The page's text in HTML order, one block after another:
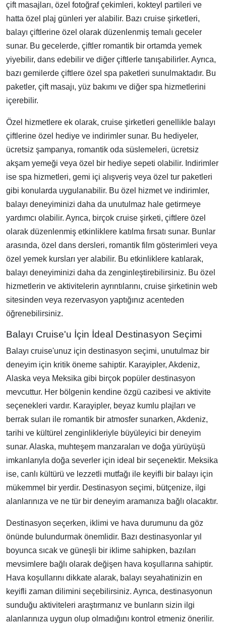
çift masajları, özel fotoğraf çekimleri, kokteyl partileri ve
hatta özel plaj günleri yer alabilir. Bazı cruise şirketleri,
balayı çiftlerine özel olarak düzenlenmiş temalı geceler
sunar. Bu gecelerde, çiftler romantik bir ortamda yemek
yiyebilir, dans edebilir ve diğer çiftlerle tanışabilirler. Ayrıca,
bazı gemilerde çiftlere özel spa paketleri sunulmaktadır. Bu
paketler, çift masajı, yüz bakımı ve diğer spa hizmetlerini
içerebilir.
Özel hizmetlere ek olarak, cruise şirketleri genellikle balayı
çiftlerine özel hediye ve indirimler sunar. Bu hediyeler,
ücretsiz şampanya, romantik oda süslemeleri, ücretsiz
akşam yemeği veya özel bir hediye sepeti olabilir. Indirimler
ise spa hizmetleri, gemi içi alışveriş veya özel tur paketleri
gibi konularda uygulanabilir. Bu özel hizmet ve indirimler,
balayı deneyiminizi daha da unutulmaz hale getirmeye
yardımcı olabilir. Ayrıca, birçok cruise şirketi, çiftlere özel
olarak düzenlenmiş etkinliklere katılma fırsatı sunar. Bunlar
arasında, özel dans dersleri, romantik film gösterimleri veya
özel yemek kursları yer alabilir. Bu etkinliklere katılarak,
balayı deneyiminizi daha da zenginleştirebilirsiniz. Bu özel
hizmetlerin ve aktivitelerin ayrıntılarını, cruise şirketinin web
sitesinden veya rezervasyon yaptığınız acenteden
öğrenebilirsiniz.
Balayı Cruise'u İçin İdeal Destinasyon Seçimi
Balayı cruise'unuz için destinasyon seçimi, unutulmaz bir
deneyim için kritik öneme sahiptir. Karayipler, Akdeniz,
Alaska veya Meksika gibi birçok popüler destinasyon
mevcuttur. Her bölgenin kendine özgü cazibesi ve aktivite
seçenekleri vardır. Karayipler, beyaz kumlu plajları ve
berrak suları ile romantik bir atmosfer sunarken, Akdeniz,
tarihi ve kültürel zenginlikleriyle büyüleyici bir deneyim
sunar. Alaska, muhteşem manzaraları ve doğa yürüyüşü
imkanlarıyla doğa severler için ideal bir seçenektir. Meksika
ise, canlı kültürü ve lezzetli mutfağı ile keyifli bir balayı için
mükemmel bir yerdir. Destinasyon seçimi, bütçenize, ilgi
alanlarınıza ve ne tür bir deneyim aramanıza bağlı olacaktır.
Destinasyon seçerken, iklimi ve hava durumunu da göz
önünde bulundurmak önemlidir. Bazı destinasyonlar yıl
boyunca sıcak ve güneşli bir iklime sahipken, bazıları
mevsimlere bağlı olarak değişen hava koşullarına sahiptir.
Hava koşullarını dikkate alarak, balayı seyahatinizin en
keyifli zaman dilimini seçebilirsiniz. Ayrıca, destinasyonun
sunduğu aktiviteleri araştırmanız ve bunların sizin ilgi
alanlarınıza uygun olup olmadığını kontrol etmeniz önerilir.